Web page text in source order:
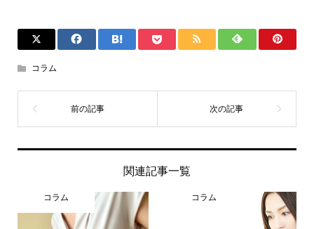
コラム
関連記事一覧
コラム コラム